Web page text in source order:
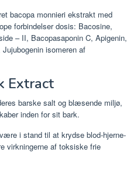
bacopa monnieri ekstrakt med
forbindelser dosis: Bacosine,
– II, Bacopasaponin C, Apigenin,
isomeren af
Extract
barske salt og blæsende miljø,
inden for sit bark.
i stand til at krydse blod-hjerne-
virkningerne af toksiske frie